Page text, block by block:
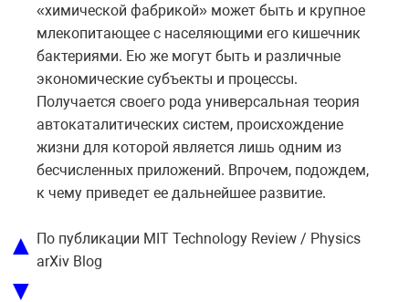
«химической фабрикой» может быть и крупное
млекопитающее с населяющими его кишечник
бактериями. Ею же могут быть и различные
экономические субъекты и процессы.
Получается своего рода универсальная теория
автокаталитических систем, происхождение
жизни для которой является лишь одним из
бесчисленных приложений. Впрочем, подождем,
к чему приведет ее дальнейшее развитие.
По публикации MIT Technology Review / Physics
arXiv Blog
▲
▼